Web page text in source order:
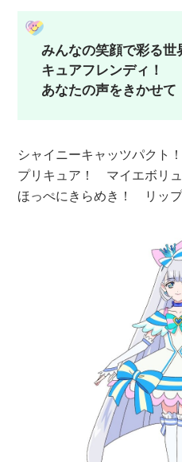
みんなの笑顔で彩る世
キュアフレンディ！
あなたの声をきかせて
シャイニーキャッツパクト！
プリキュア！ マイエボリュ
ほっぺにきらめき！ リップ